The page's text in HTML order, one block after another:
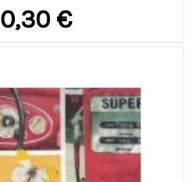
0,30 €